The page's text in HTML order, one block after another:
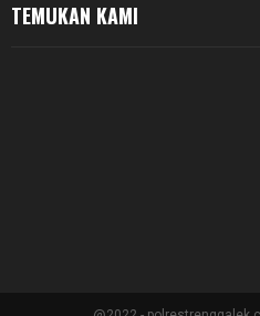
TEMUKAN KAMI